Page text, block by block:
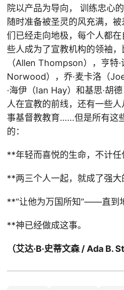
院以产品为导向， 训练忠心
随时准备被圣灵的风充满，
们已经走向地极，每个人都
些人成为了宣教机构的领袖，
（Allen Thompson），亨特
Norwood），乔·麦卡洛（
·海伊（Ian Hay）和基思·胡
人在宣教的前线，还有一些
事基督教教育……但是所有这
的：
**年轻而喜悦的生命，不计任
**两三个人一起，就成了强大
**“让他为万国所知”——直到
**神已经做成这事。
（艾达·B·史蒂文森 / Ada B.